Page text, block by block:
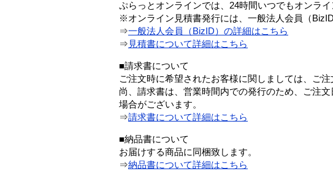
ぷらっとオンラインでは、24時間いつでもオンラ
※オンライン見積書発行には、一般法人会員（
⇒一般法人会員（BizID）の詳細はこちら
⇒ 見積書について詳細はこちら
■請求書について
ご注文時に希望されたお客様に関しましては、ご注
尚、請求書は、営業時間内での発行のため、ご注
場合がございます。
⇒請求書について詳細はこちら
■納品書について
お届けする商品に同梱致します。
⇒納品書について詳細はこちら